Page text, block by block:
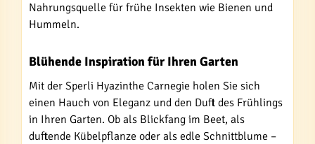
Nahrungsquelle für frühe Insekten wie Bienen und
Hummeln.
Blühende Inspiration für Ihren Garten
Mit der Sperli Hyazinthe Carnegie holen Sie sich
einen Hauch von Eleganz und den Duft des Frühlings
in Ihren Garten. Ob als Blickfang im Beet, als
duftende Kübelpflanze oder als edle Schnittblume –